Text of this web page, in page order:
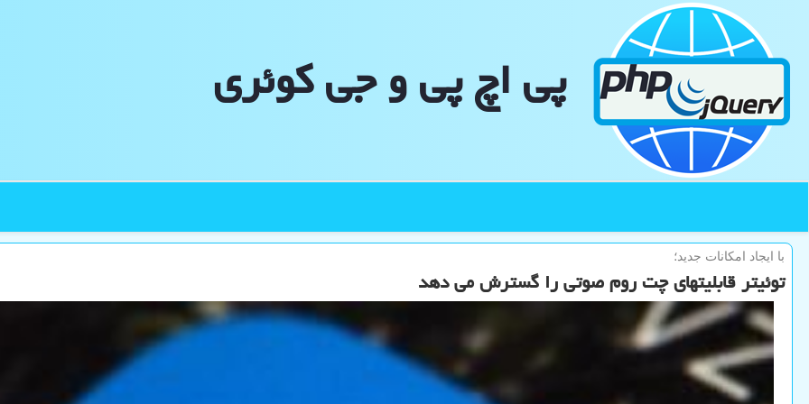
پی اچ پی و جی كوئری
با ایجاد امكانات جدید؛
توئیتر قابلیتهای چت روم صوتی را گسترش می دهد